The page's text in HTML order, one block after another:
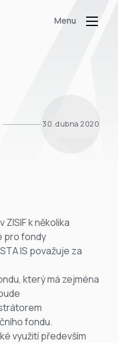
Menu
30. dubna 2020
ZISIF k několika
pro fondy
IS považuje za
který má zejména
fondu.
využití především